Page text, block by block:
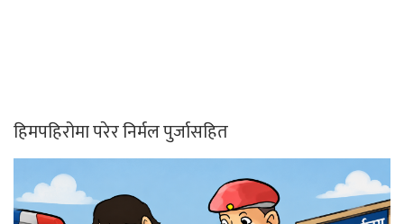
कर्तव्य ज्यान मुद्दाका फरार